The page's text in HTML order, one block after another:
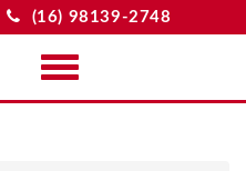
(16) 98139-2748
Menu